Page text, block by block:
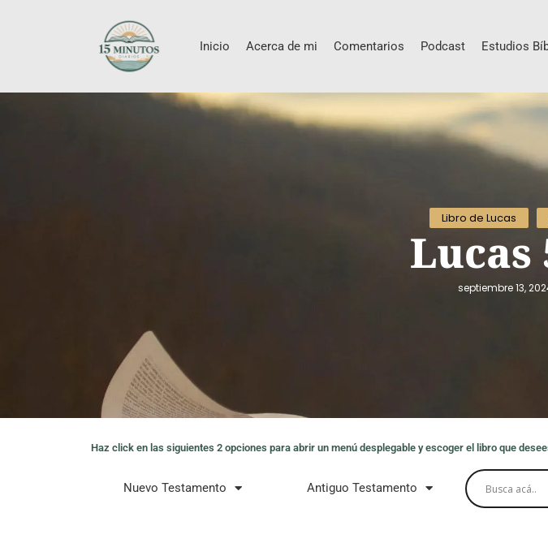
Inicio Acerca de mi Comentarios Podcast Estudios
Libro de Lucas
Lucas
septiembre 13,
Haz click en las siguientes 2 opciones para abrir un menú desplegable y escoger el libro que
Nuevo Testamento Antiguo Testamento